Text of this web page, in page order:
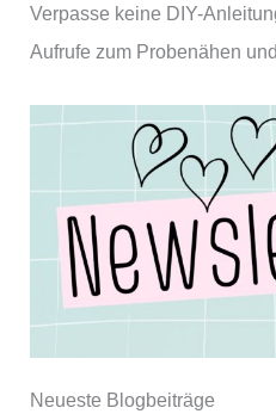
Verpasse keine DIY-
Aufrufe zum Probenähen
Neueste Blogbeiträge